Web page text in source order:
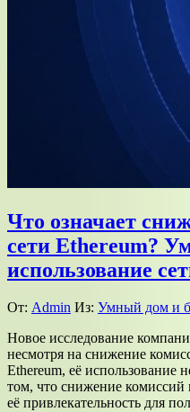
Что означает
сети Ethereum?
использование
От: Admin Из: Умный дом и
Новое исследование
несмотря на снижение
Ethereum, её использование
том, что снижение комиссий
её привлекательность для